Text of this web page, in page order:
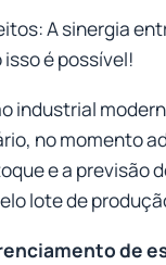
A sinergia
é possível!
industrial
no momento
e a previsão
lote de
de